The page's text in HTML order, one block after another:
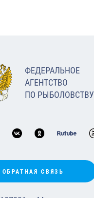
ФЕДЕРАЛЬНОЕ
АГЕНТСТВО
ПО РЫБОЛОВСТВУ
ОБРАТНАЯ СВЯЗЬ